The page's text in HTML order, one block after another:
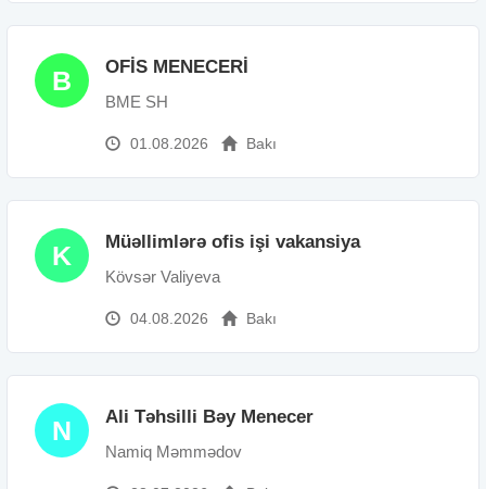
B OFİS MENECERİ
BME SH
01.08.2026 Bakı
K Müəllimlərə ofis işi vakansiya
Kövsər Valiyeva
04.08.2026 Bakı
N Ali Təhsilli Bəy Menecer
Namiq Məmmədov